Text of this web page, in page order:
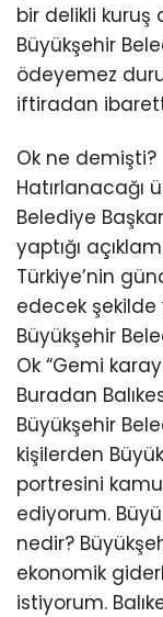
bir delikli kuruş
Büyükşehir
ödeyemez
iftiradan
Ok ne demişti?
Hatırlanacağı
Belediye
yaptığı
Türkiye’nin
edecek şekilde
Büyükşehir
Ok “Gemi
Buradan
Büyükşehir
kişilerden
portresini
ediyorum.
nedir?
ekonomik
istiyorum.